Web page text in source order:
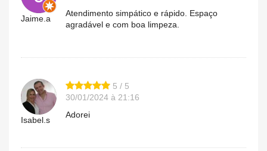
Jaime.a
Atendimento simpático e rápido. Espaço
agradável e com boa limpeza.
Isabel.s
5 / 5
30/01/2024 à 21:16
Adorei